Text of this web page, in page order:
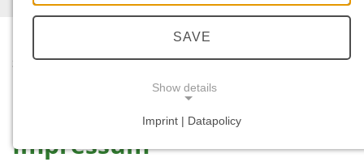
STARTSEITE
...
Impressum
SAVE
Show details
Imprint | Datapolicy